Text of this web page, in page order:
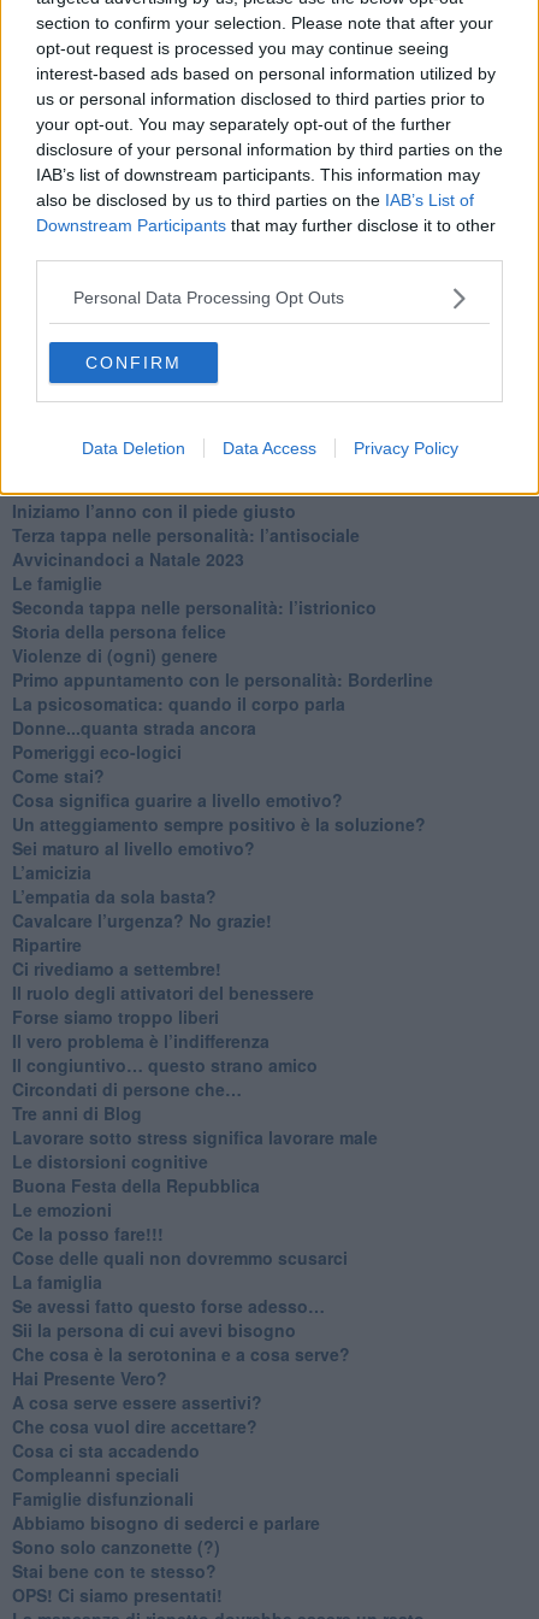
section to confirm your selection. Please note that after your
opt-out request is processed you may continue seeing
interest-based ads based on personal information utilized by
us or personal information disclosed to third parties prior to
your opt-out. You may separately opt-out of the further
disclosure of your personal information by third parties on the
IAB’s list of downstream participants. This information may
also be disclosed by us to third parties on the IAB’s List of
Downstream Participants that may further disclose it to other
Personal Data Processing Opt Outs
CONFIRM
Data Deletion Data Access Privacy Policy
​Il passato, questo conosciuto!
​Clima ballerino e sbalzi d’umore
La maternità
​L’uomo o l’orso?
Non hanno un amico a teatro​
​Tutta una questione di rispetto
​Cose che ci esauriscono
​Vespa che passione!
​Lasciate ai vostri figli il diritto di piangere
​Essere genitori di un adolescente
​Saper pazientare
​Giornata del Fiocchetto Lilla
​Venerdì emozionalmente sostenibile
Ma ti ascolti?
Contornati di persone che…
Che cos’è la dipendenza affettiva?
Quarta tappa nelle personalità: il narcisista
​Iniziamo l’anno con il piede giusto
​Terza tappa nelle personalità: l’antisociale
​Avvicinandoci a Natale 2023
Le famiglie
Seconda tappa nelle personalità: l’istrionico
​Storia della persona felice
Violenze di (ogni) genere
​Primo appuntamento con le personalità: Borderline
La psicosomatica: quando il corpo parla
Donne...quanta strada ancora
​Pomeriggi eco-logici
​Come stai?
Cosa significa guarire a livello emotivo?
​Un atteggiamento sempre positivo è la soluzione?
​Sei maturo al livello emotivo?
​L’amicizia
​L’empatia da sola basta?
​Cavalcare l’urgenza? No grazie!
Ripartire
​Ci rivediamo a settembre!
​Il ruolo degli attivatori del benessere
​Forse siamo troppo liberi
​Il vero problema è l’indifferenza
​Il congiuntivo… questo strano amico
​Circondati di persone che…
​Tre anni di Blog
​Lavorare sotto stress significa lavorare male
​Le distorsioni cognitive
​Buona Festa della Repubblica
Le emozioni
​Ce la posso fare!!!
​Cose delle quali non dovremmo scusarci
​La famiglia
​Se avessi fatto questo forse adesso…
​Sii la persona di cui avevi bisogno
Che cosa è la serotonina e a cosa serve?
​Hai Presente Vero?
A cosa serve essere assertivi?
​Che cosa vuol dire accettare?
​Cosa ci sta accadendo
​Compleanni speciali
​Famiglie disfunzionali
​Abbiamo bisogno di sederci e parlare
Sono solo canzonette (?)
​Stai bene con te stesso?
​OPS! Ci siamo presentati!